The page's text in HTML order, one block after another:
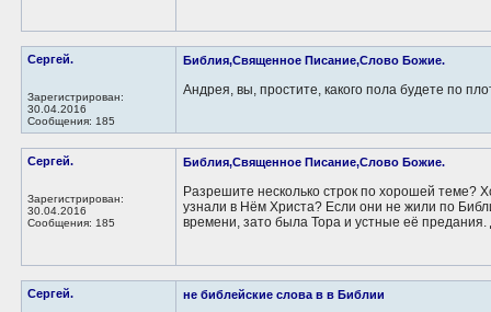
Сергей.
Зарегистрирован:
30.04.2016
Сообщения: 185
Библия,Священное Писание,Слово Божие.
Андрея, вы, простите, какого пола будете по
Сергей.
Зарегистрирован:
30.04.2016
Сообщения: 185
Библия,Священное Писание,Слово Божие.
Разрешите несколько строк по хорошей теме?
узнали в Нём Христа? Если они не жили по
времени, зато была Тора и устные её предания.
Сергей. не библейские слова в в Библии